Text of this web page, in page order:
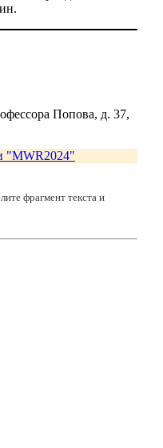
Попова, д. 37,
"MWR2024"
фрагмент текста и